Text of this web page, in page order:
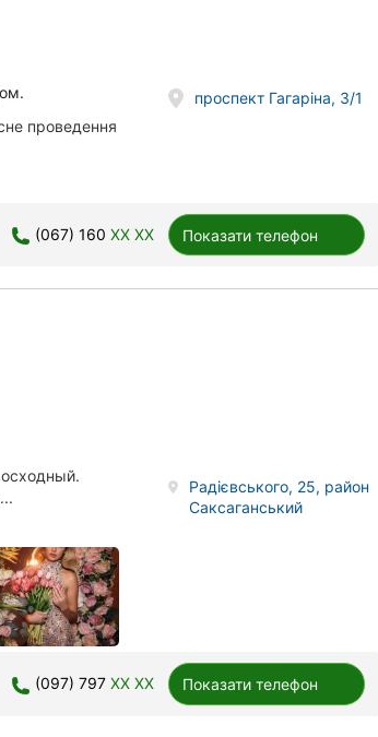
проведення
проспект Гагаріна, 3/1
(067) 160 XX XX Показати телефон
Радієвського, 25, район
Саксаганський
(097) 797 XX XX Показати телефон